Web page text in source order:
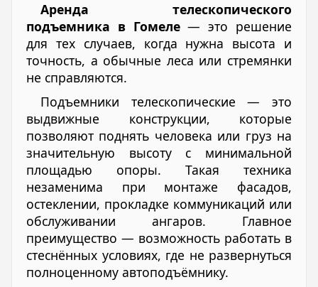
Аренда телескопического
подъемника в Гомеле— это решение
для тех случаев, когда нужна высота и
точность, а обычные леса или стремянки
не справляются.
Подъемники телескопические — это
выдвижные конструкции, которые
позволяют поднять человека или груз на
значительную высоту с минимальной
площадью опоры. Такая техника
незаменима при монтаже фасадов,
остеклении, прокладке коммуникаций или
обслуживании ангаров. Главное
преимущество — возможность работать в
стеснённых условиях, где не развернуться
полноценному автоподъёмнику.